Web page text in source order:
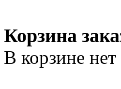
Корзина
В корзине нет